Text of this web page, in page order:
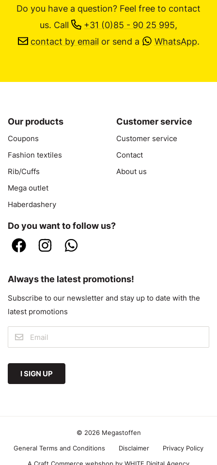
Do you have a question? Feel free to contact
us. Call +31 (0)85 - 90 25 995,
contact by email or send a WhatsApp.
Our products
Coupons
Fashion textiles
Rib/Cuffs
Mega outlet
Haberdashery
Customer service
Customer service
Contact
About us
Do you want to follow us?
Always the latest promotions!
Subscribe to our newsletter and stay up to date with the
latest promotions
I SIGN UP
© 2026 Megastoffen
General Terms and Conditions Disclaimer Privacy Policy